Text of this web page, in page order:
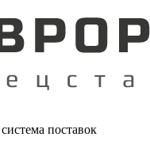
поставок